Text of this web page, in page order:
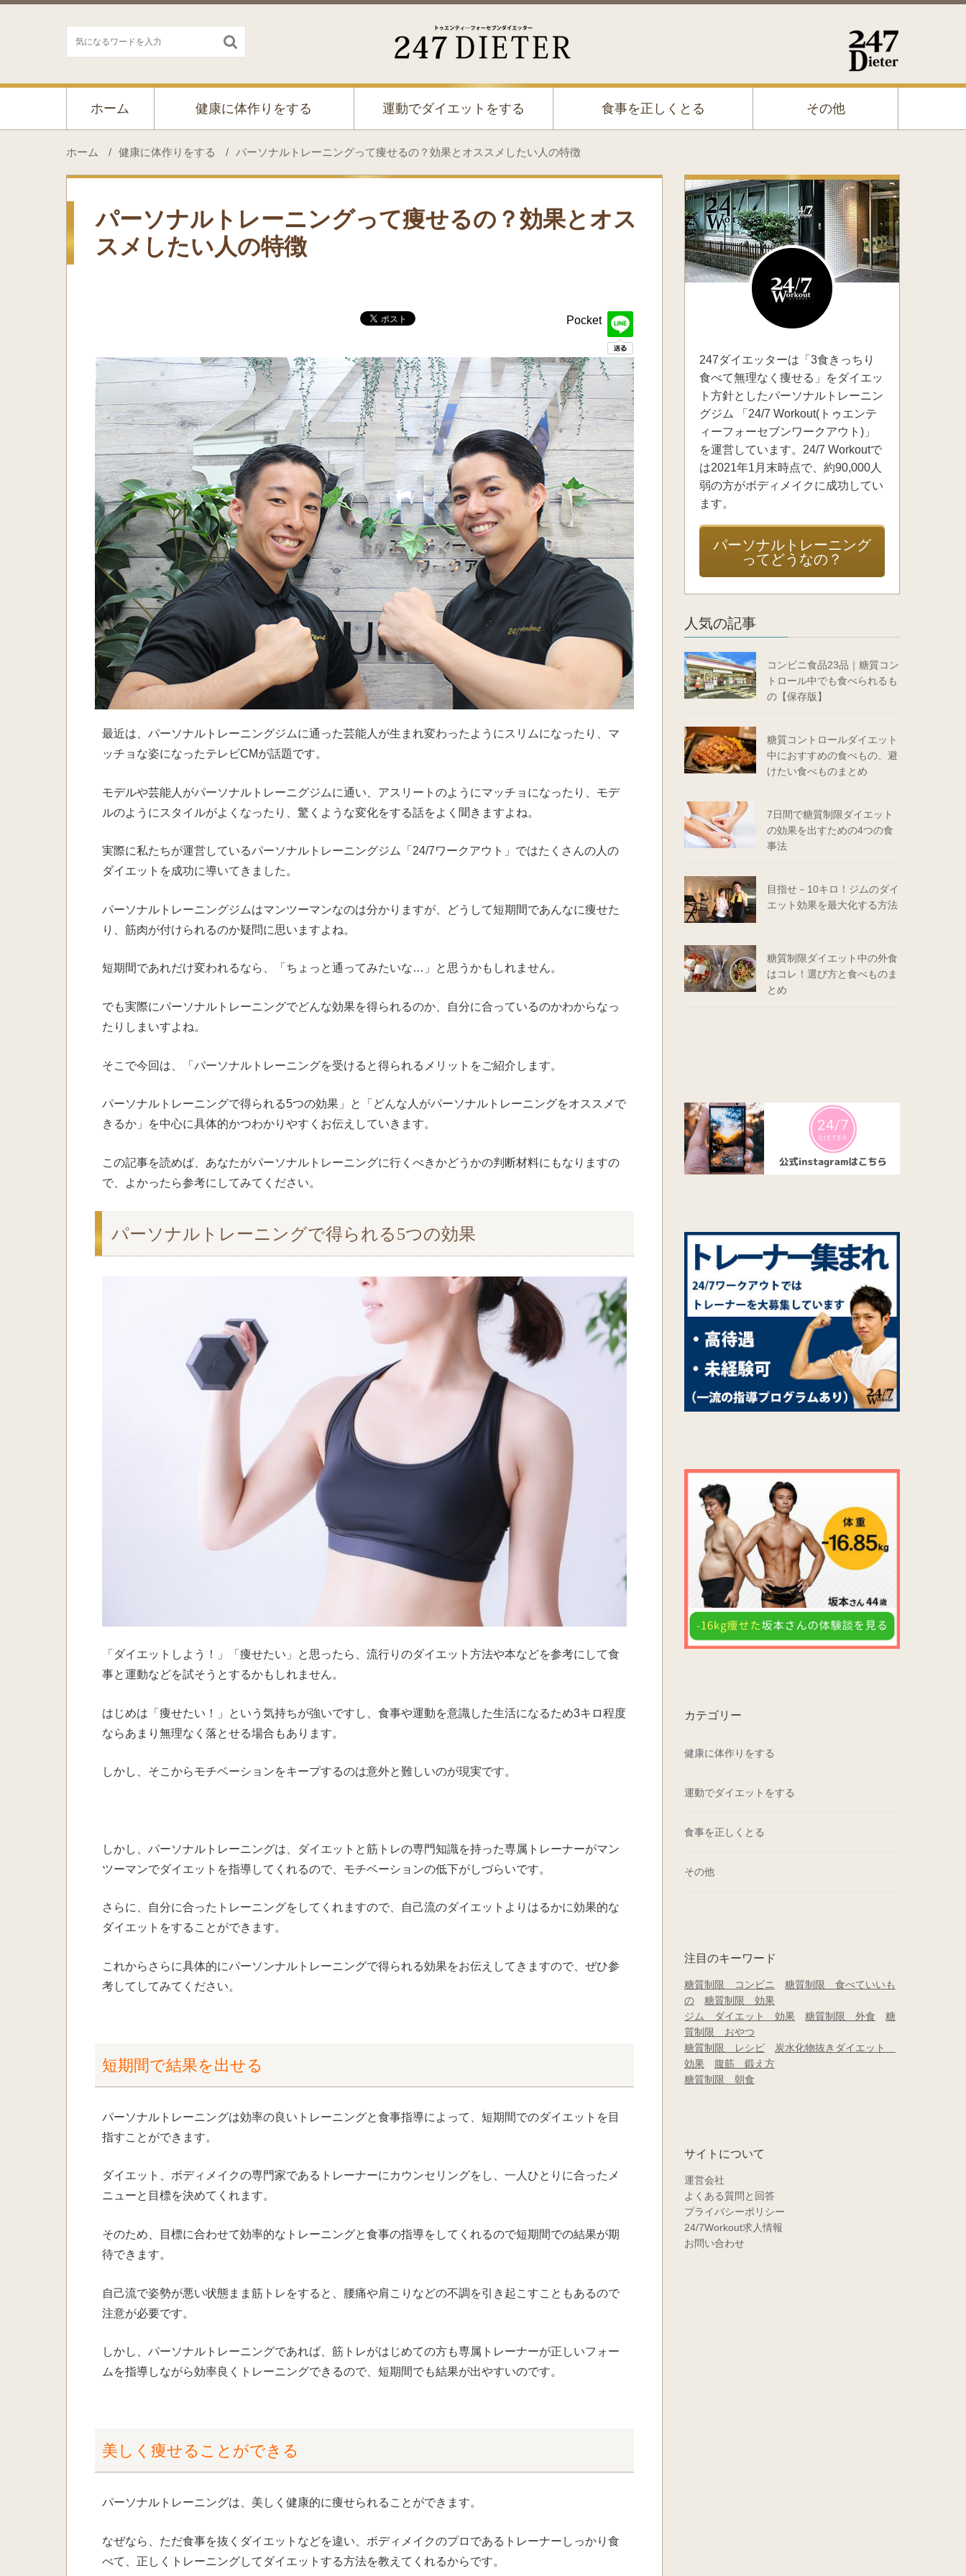

ホーム 健康に体作りをする 運動でダイエットをする 食事を正しくとる その他
ホーム / 健康に体作りをする / パーソナルトレーニングって痩せるの？効果とオススメしたい人の特徴
パーソナルトレーニングって痩せるの？効果とオス
スメしたい人の特徴
Pocket
最近は、 パーソナルトレーニングジムに通った芸能人が生まれ変わったようにスリムになったり、マ
ッチョな姿になったテレビCMが話題です。
モデルや芸能人がパーソナルトレーニグジムに通い、アスリートのようにマッチョになったり、モデ
ルのようにスタイルがよくなったり、驚くような変化をする話をよく聞きますよね。
実際に私たちが運営しているパーソナルトレーニングジム「24/7ワークアウト」ではたくさんの人の
ダイエットを成功に導いてきました。
パーソナルトレーニングジムはマンツーマンなのは分かりますが、どうして短期間であんなに痩せた
り、筋肉が付けられるのか疑問に思いますよね。
短期間であれだけ変われるなら、「ちょっと通ってみたいな…」と思 うかもしれません。
でも実際にパーソナルトレーニングでどんな効果を得られるのか 、自分に合っているのかわからなっ
たりしまいすよね。
そこで今回は、「パーソナルトレーニングを受けると得られるメリットをご紹介します。
パーソナルトレーニングで得られる5つの効果」と「どんな人がパーソナルトレーニングをオススメで
きるか」を中心に具体的かつわかりやすくお伝えしていきます。
この記事を読めば、あなたがパーソナルトレーニングに行くべきかどうかの判断材料にもなりますの
で、よかったら参考にしてみてください。
パーソナルトレーニングで得られる5つの効果
「ダイエットしよう！」「痩せたい」と思ったら、流行りのダイエット方法や本などを参考にして食
事と運動などを試そうとするかもしれません。
はじめは「痩せたい！」という気持ちが強いですし、食事や運動を意識した生活になるため3キロ程度
ならあまり無理なく落とせる場合もあります。
しかし、そこからモチベーションをキープするのは意外と難しいのが現実です。
しかし、パーソナルトレーニングは、ダイエットと筋トレの専門知識を持った専属トレーナーがマン
ツーマンでダイエットを指導してくれるので、モチベーションの低下がしづらいです。
さらに、自分に合ったトレーニングをしてくれますので、自己流のダイエットよりはるかに効果的な
ダイエットをすることができます。
これからさらに具体的にパーソンナルトレーニングで得られる効果をお伝えしてきますので、ぜひ参
考してしてみてください。
短期間で結果を出せる
パーソナルトレーニングは効率の良いトレーニングと食事指導によって、短期間でのダイエットを目
指すことができます。
ダイエット、ボディメイクの専門家であるトレーナーにカウンセリングをし、一人ひとりに合ったメ
ニューと目標を決めてくれます。
そのため、目標に合わせて効率的なトレーニングと食事の指導をしてくれるので短期間での結果が期
待できます。
自己流で姿勢が悪い状態まま筋トレをすると、腰痛や肩こりなどの不調を引き起こすこともあるので
注意が必要です。
しかし、パーソナルトレーニングであれば、筋トレがはじめての方も専属トレーナーが正しいフォー
ムを指導しながら効率良くトレーニングできるので、短期間でも結果が出やすいのです。
美しく痩せることができる
パーソナルトレーニングは、美しく健康的に痩せられることができます。
なぜなら、ただ食事を抜くダイエットなどを違い、ボディメイクのプロであるトレーナーしっかり食
べて、正しくトレーニングしてダイエットする方法を教えてくれるからです。
247ダイエッターは「3食きっちり
食べて無理なく痩せる」をダイエッ
ト方針としたパーソナルトレーニン
グジム 「24/7 Workout(トゥエンテ
ィーフォーセブンワークアウト)」
を運営しています。24/7 Workoutで
は2021年1月末時点で、約90,000人
弱の方がボディメイクに成功してい
ます。
パーソナルトレーニング
ってどうなの？
人気の記事
コンビニ食品23品｜糖質コン
トロール中でも食べられるも
の【保存版】
糖質コントロールダイエット
中におすすめの食べもの、避
けたい食べものまとめ
7日間で糖質制限ダイエット
の効果を出すための4つの食
事法
目指せ－10キロ！ジムのダイ
エット効果を最大化する方法
糖質制限ダイエット中の外食
はコレ！選び方と食べものま
とめ
カテゴリー
健康に体作りをする
運動でダイエットをする
食事を正しくとる
その他
注目のキーワード
糖質制限 コンビニ
糖質制限 食べていいも
の
糖質制限 効果
ジム ダイエット 効果
糖質制限 外食
糖
質制限 おやつ
糖質制限 レシピ
炭水化物抜きダイエット
効果
腹筋 鍛え方
糖質制限 朝食
サイトについて
運営会社
よくある質問と回答
プライバシーポリシー
24/7Workout求人情報
お問い合わせ